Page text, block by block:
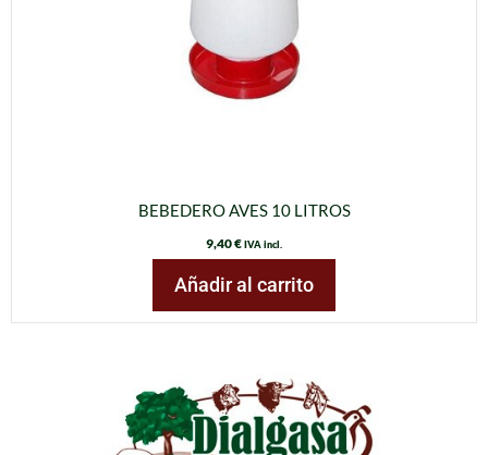
BEBEDERO AVES 10 LITROS
9,40€IVA incl.
Añadir al carrito